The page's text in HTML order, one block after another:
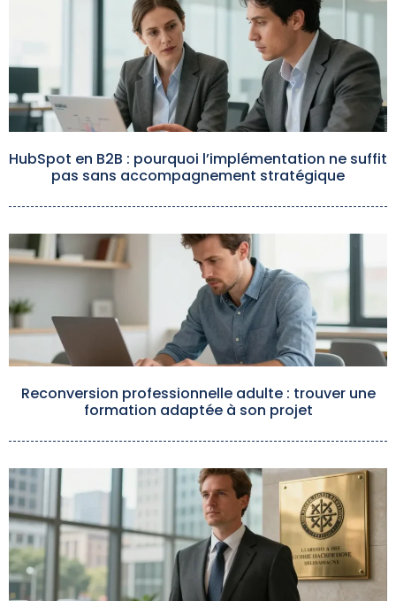
HubSpot en B2B : pourquoi l’implémentation ne suffit
pas sans accompagnement stratégique
Reconversion professionnelle adulte : trouver une
formation adaptée à son projet